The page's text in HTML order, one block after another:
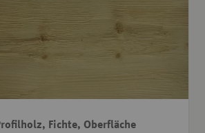
Fichte, Oberfläche